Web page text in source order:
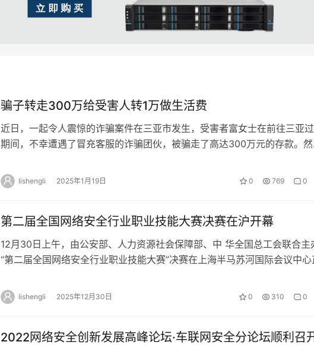
骗子转走300万给受害人转1万做生活费
近日，一起令人震惊的诈骗案件在三亚市发生，受害者富女士在前往三亚
期间，不幸遭遇了冒充客服的诈骗团伙，被骗走了高达300万元的存款。然
lishengli 2025年1月19日 0 769 0
第二届全国网络安全行业职业技能大赛决赛在沪开幕
12月30日上午，由公安部、人力资源社会保障部、中 华全国总工会联合主
“第二届全国网络安全行业职业技能大赛”决赛在上海半马苏河国际会议中心
lishengli 2025年12月30日 0 310 0
2022网络安全创新发展高峰论坛·车联网安全分论坛顺利召